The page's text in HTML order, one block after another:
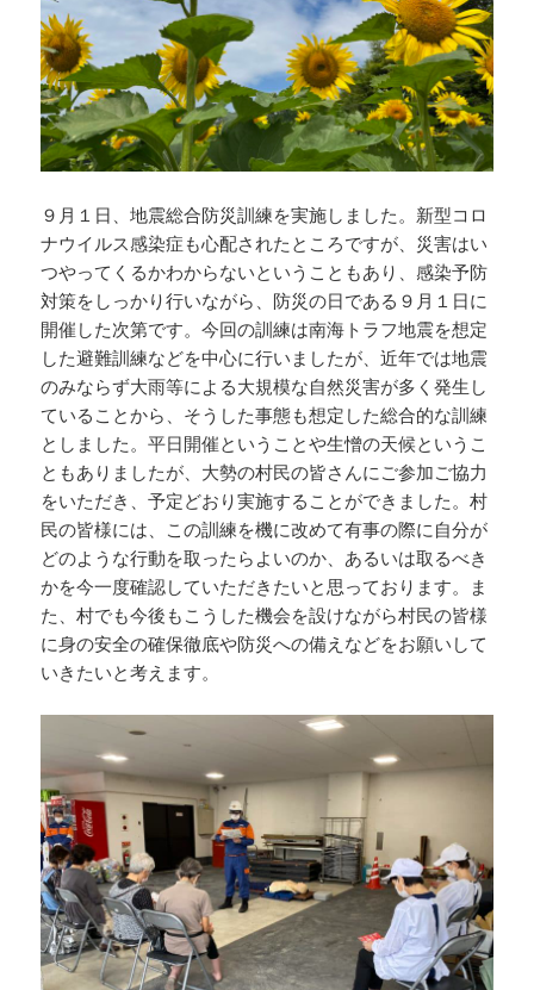
９月１日、地震総合防災訓練を実施しました。新型コロ
ナウイルス感染症も心配されたところですが、災害はい
つやってくるかわからないということもあり、感染予防
対策をしっかり行いながら、防災の日である９月１日に
開催した次第です。今回の訓練は南海トラフ地震を想定
した避難訓練などを中心に行いましたが、近年では地震
のみならず大雨等による大規模な自然災害が多く発生し
ていることから、そうした事態も想定した総合的な訓練
としました。平日開催ということや生憎の天候というこ
ともありましたが、大勢の村民の皆さんにご参加ご協力
をいただき、予定どおり実施することができました。村
民の皆様には、この訓練を機に改めて有事の際に自分が
どのような行動を取ったらよいのか、あるいは取るべき
かを今一度確認していただきたいと思っております。ま
た、村でも今後もこうした機会を設けながら村民の皆様
に身の安全の確保徹底や防災への備えなどをお願いして
いきたいと考えます。